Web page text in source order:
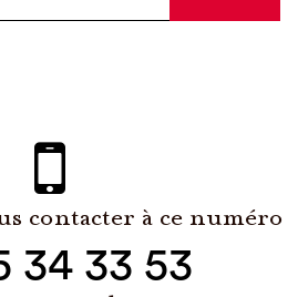
contacter à ce numéro
34 33 53